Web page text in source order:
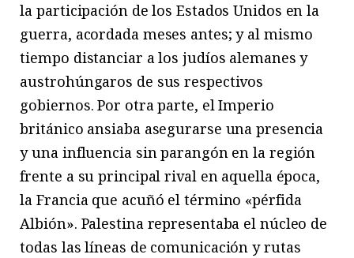
la participación de los Estados Unidos en la
guerra, acordada meses antes; y al mismo
tiempo distanciar a los judíos alemanes y
austrohúngaros de sus respectivos
gobiernos. Por otra parte, el Imperio
británico ansiaba asegurarse una presencia
y una influencia sin parangón en la región
frente a su principal rival en aquella época,
la Francia que acuñó el término «pérfida
Albión». Palestina representaba el núcleo de
todas las líneas de comunicación y rutas